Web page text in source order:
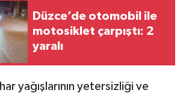
Düzce’de otomobil ile
motosiklet çarpıştı: 2
yaralı
yağışlarının yetersizliği ve